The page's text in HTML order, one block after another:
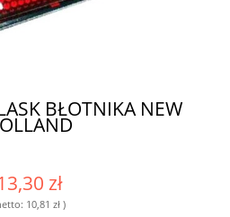
BŁOTNIKA NEW
zł
10,81 zł)